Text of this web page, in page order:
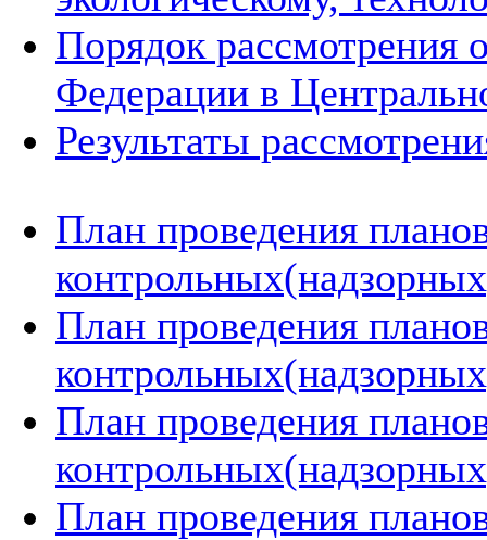
Порядок рассмотрения
Федерации в
Результаты
План проведения
План проведения
План проведения
План проведения